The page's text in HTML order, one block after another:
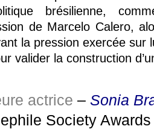
brésilienne,
de Marcelo Calero,
la pression exercée sur
valider la construction
actrice – Sonia
Society